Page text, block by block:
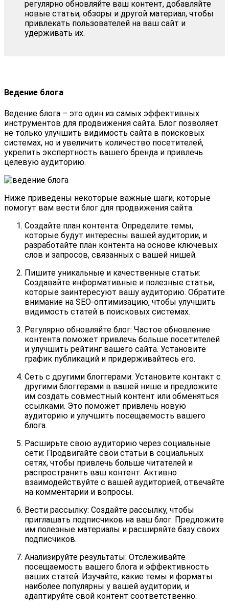
регулярно обновляйте ваш контент, добавляйте
новые статьи, обзоры и другой материал, чтобы
привлекать пользователей на ваш сайт и
удерживать их.
Ведение блога
Ведение блога – это один из самых эффективных
инструментов для продвижения сайта. Блог позволяет
не только улучшить видимость сайта в поисковых
системах, но и увеличить количество посетителей,
укрепить экспертность вашего бренда и привлечь
целевую аудиторию.
Ниже приведены некоторые важные шаги, которые
помогут вам вести блог для продвижения сайта:
Создайте план контента: Определите темы,
которые будут интересны вашей аудитории, и
разработайте план контента на основе ключевых
слов и запросов, связанных с вашей нишей.
Пишите уникальные и качественные статьи:
Создавайте информативные и полезные статьи,
которые заинтересуют вашу аудиторию. Обратите
внимание на SEO-оптимизацию, чтобы улучшить
видимость статей в поисковых системах.
Регулярно обновляйте блог: Частое обновление
контента поможет привлечь больше посетителей
и улучшить рейтинг вашего сайта. Установите
график публикаций и придерживайтесь его.
Сеть с другими блоггерами: Установите контакт с
другими блоггерами в вашей нише и предложите
им создать совместный контент или обменяться
ссылками. Это поможет привлечь новую
аудиторию и улучшить посещаемость вашего
блога.
Расширьте свою аудиторию через социальные
сети: Продвигайте свои статьи в социальных
сетях, чтобы привлечь больше читателей и
распространить ваш контент. Активно
взаимодействуйте с вашей аудиторией, отвечайте
на комментарии и вопросы.
Вести рассылку: Создайте рассылку, чтобы
приглашать подписчиков на ваш блог. Предложите
им полезные материалы и расширяйте базу своих
подписчиков.
Анализируйте результаты: Отслеживайте
посещаемость вашего блога и эффективность
ваших статей. Изучайте, какие темы и форматы
наиболее популярны у вашей аудитории, и
адаптируйте свой контент соответственно.